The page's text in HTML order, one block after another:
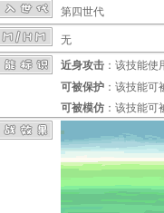
第四世代
无
近身攻击 ：该技能
可被保护 ：该技能可
可被模仿 ：该技能可